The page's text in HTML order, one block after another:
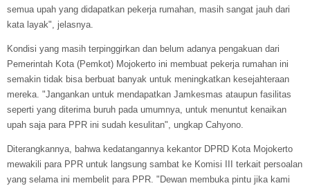
semua upah yang didapatkan pekerja rumahan, masih sangat jauh dari
kata layak", jelasnya.
Kondisi yang masih terpinggirkan dan belum adanya pengakuan dari
Pemerintah Kota (Pemkot) Mojokerto ini membuat pekerja rumahan ini
semakin tidak bisa berbuat banyak untuk meningkatkan kesejahteraan
mereka. "Jangankan untuk mendapatkan Jamkesmas ataupun fasilitas
seperti yang diterima buruh pada umumnya, untuk menuntut kenaikan
upah saja para PPR ini sudah kesulitan", ungkap Cahyono.
Diterangkannya, bahwa kedatangannya kekantor DPRD Kota Mojokerto
mewakili para PPR untuk langsung sambat ke Komisi III terkait persoalan
yang selama ini membelit para PPR. "Dewan membuka pintu jika kami